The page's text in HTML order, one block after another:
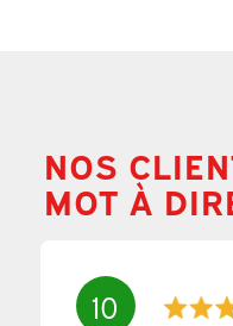
NOS
MOT À
10